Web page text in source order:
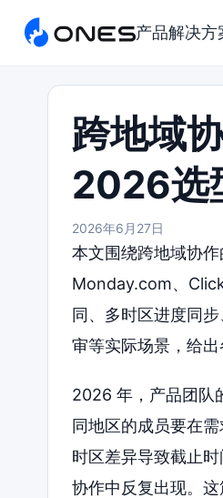
产品解决方
跨地域
2026选
2026年6月27日
本文围绕跨地域协
Monday.com、
同、多时区进度同
审等实际场景，给出
2026 年，产品团队
同地区的成员要在
时区差异导致截止
协作中反复出现。